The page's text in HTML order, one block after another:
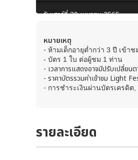
วันเสาร์ที่ 30 เมษายน 2565
หมายเหตุ
- ห้ามเด็กอายุต่ำกว่า 3 ปี เข้าช
- บัตร 1 ใบ ต่อผู้ชม 1 ท่าน
- เวลาการแสดงอาจมีปรับเปลี่ยนต
- ราคาบัตรรวมค่าเข้าชม Light
- การชำระเงินผ่านบัตรเครดิต
รายละเอียด